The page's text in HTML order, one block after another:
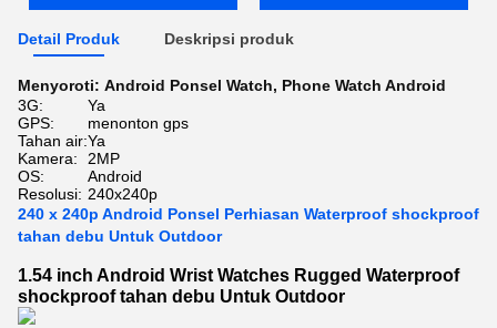
Detail Produk Deskripsi produk
Menyoroti: Android Ponsel Watch, Phone Watch Android
3G:
Ya
GPS:
menonton gps
Tahan air:Ya
Kamera:
2MP
OS:
Android
Resolusi: 240x240p
240 x 240p Android Ponsel Perhiasan Waterproof shockproof
tahan debu Untuk Outdoor
1.54 inch Android Wrist Watches Rugged Waterproof
shockproof tahan debu Untuk Outdoor